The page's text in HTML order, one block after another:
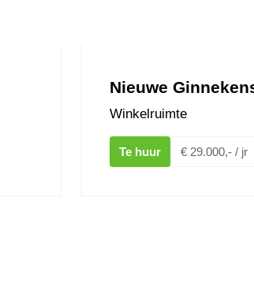
Nieuwe
Winkelruimte
Te huur € 29.000,- / jr